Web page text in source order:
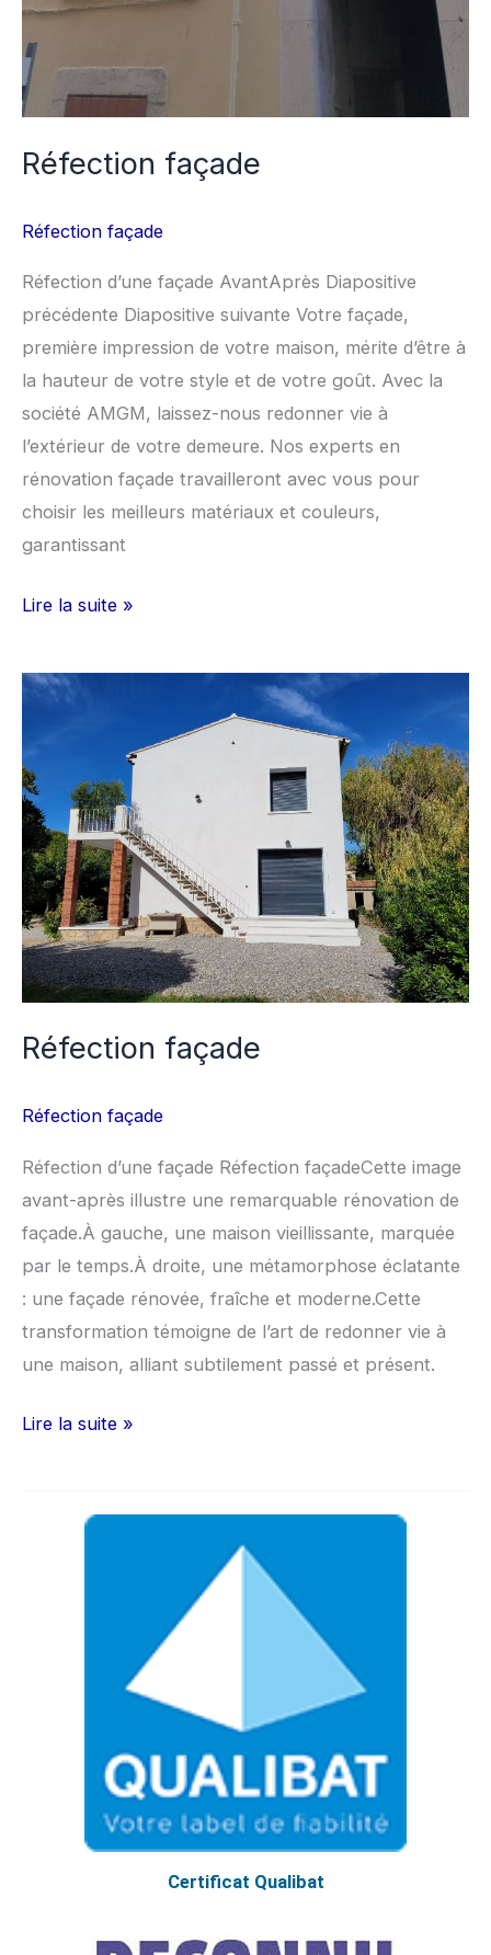
Réfection façade
Réfection façade
Réfection d’une façade AvantAprès Diapositive
précédente Diapositive suivante Votre façade,
première impression de votre maison, mérite d’être à
la hauteur de votre style et de votre goût. Avec la
société AMGM, laissez-nous redonner vie à
l’extérieur de votre demeure. Nos experts en
rénovation façade travailleront avec vous pour
choisir les meilleurs matériaux et couleurs,
garantissant
Lire la suite »
Réfection façade
Réfection façade
Réfection d’une façade Réfection façadeCette image
avant-après illustre une remarquable rénovation de
façade.À gauche, une maison vieillissante, marquée
par le temps.À droite, une métamorphose éclatante
: une façade rénovée, fraîche et moderne.Cette
transformation témoigne de l’art de redonner vie à
une maison, alliant subtilement passé et présent.
Réfection
Lire la suite »
Certificat Qualibat